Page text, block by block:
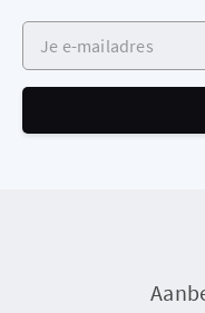
Je e-mailadres